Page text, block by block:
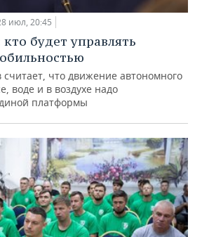
июл, 20:45
будет управлять
что движение автономного
воде и в воздухе надо
платформы